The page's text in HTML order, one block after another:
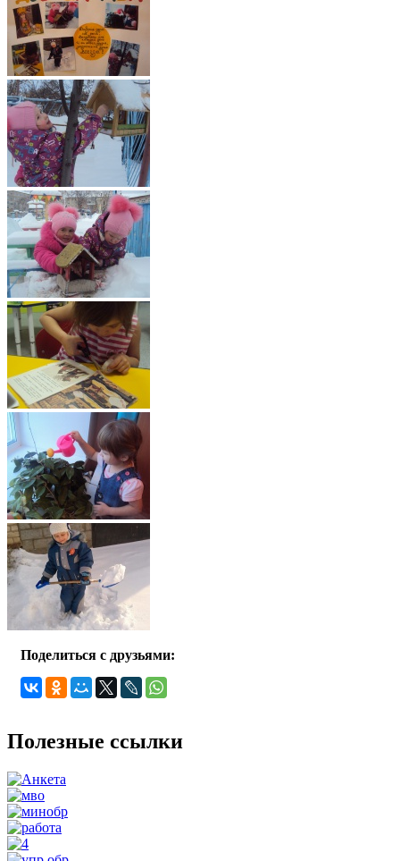
Поделиться с друзьями:
Полезные ссылки